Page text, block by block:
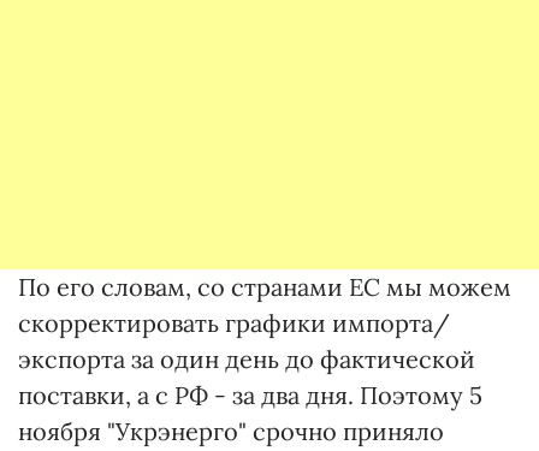
По его словам, со странами ЕС мы можем
скорректировать графики импорта/
экспорта за один день до фактической
поставки, а с РФ - за два дня. Поэтому 5
ноября "Укрэнерго" срочно приняло